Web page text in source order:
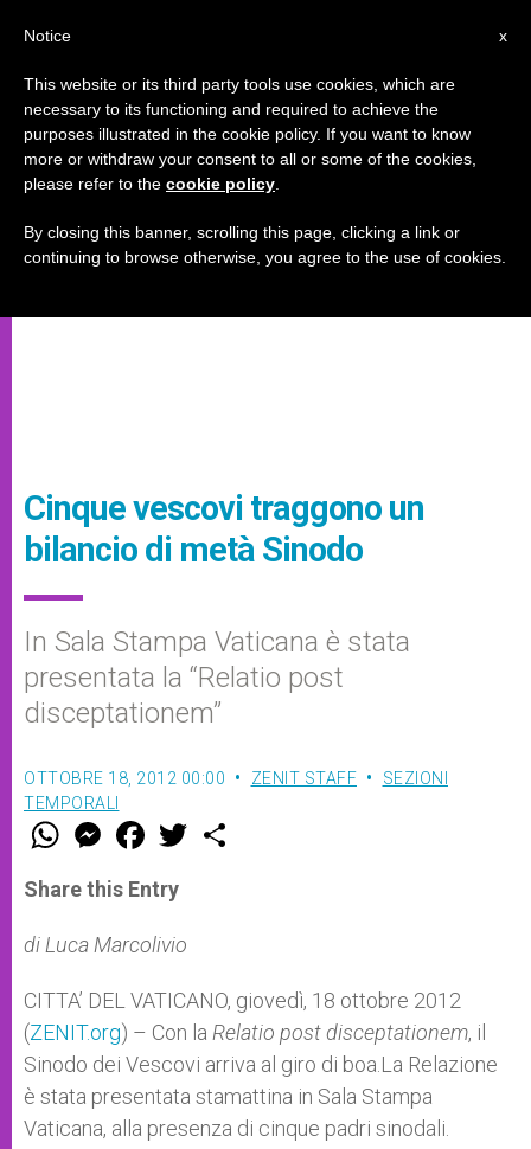
Cinque vescovi traggono un
bilancio di metà Sinodo
In Sala Stampa Vaticana è stata
presentata la “Relatio post
disceptationem”
OTTOBRE 18, 2012 00:00 ZENIT STAFF
SEZIONI
TEMPORALI
W
t
s
p
p
M
e
s
e
g
e
F
a
e
b
o
k
w
Share this Entry
di Luca Marcolivio
CITTA’ DEL VATICANO, giovedì, 18 ottobre 2012
(ZENIT.org) – Con la Relatio post disceptationem, il
Sinodo dei Vescovi arriva al giro di boa.La Relazione
è stata presentata stamattina in Sala Stampa
Vaticana, alla presenza di cinque padri sinodali.
x
Notice
This website or its third party tools use cookies, which are
necessary to its functioning and required to achieve the
purposes illustrated in the cookie policy. If you want to know
more or withdraw your consent to all or some of the cookies,
please refer to the cookie policy
By closing this banner, scrolling this page, clicking a link or
continuing to browse otherwise, you agree to the use of cookies.